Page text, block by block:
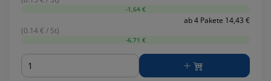
-1,64 €
ab 4 Pakete 14,43 €
(0.14 € / St)
-6,71 €
Menge